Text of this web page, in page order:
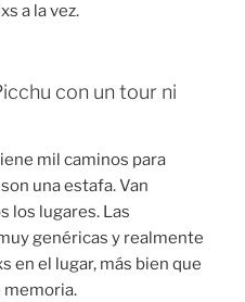
a la vez.
con un tour ni
mil caminos para
una estafa. Van
los lugares. Las
genéricas y realmente
en el lugar, más bien que
memoria.